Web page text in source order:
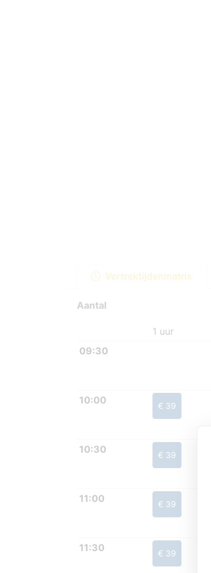
Vertrektijdenmatrix
Aantal
1 uur
09:30
10:00 € 39
10:30 € 39
11:00 € 39
11:30 € 39